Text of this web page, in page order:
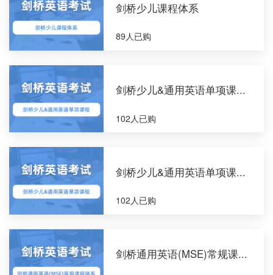
剑桥少儿课程体系
89人已购
剑桥少儿&通用英语单项课...
102人已购
剑桥少儿&通用英语单项课...
102人已购
剑桥通用英语(MSE)常规课...